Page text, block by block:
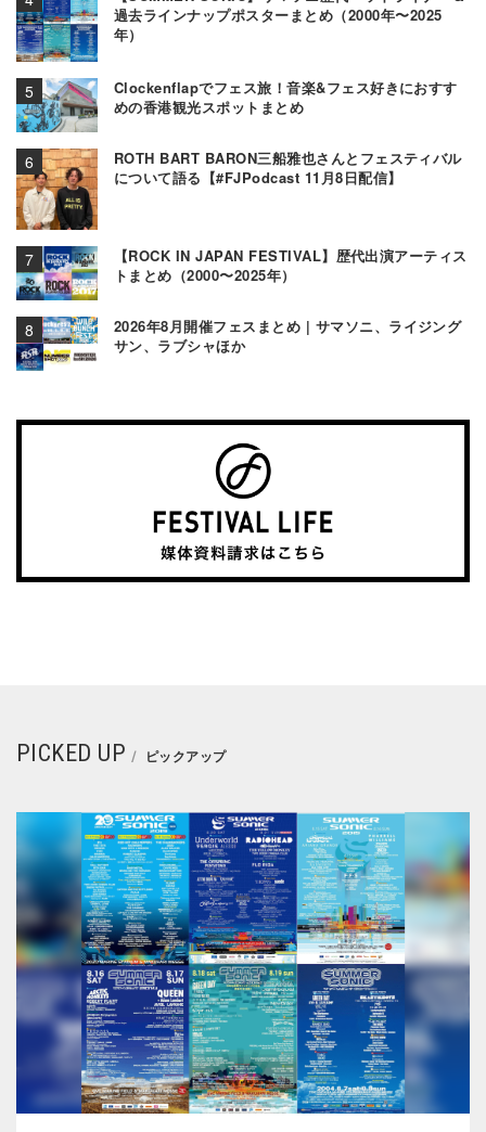
過去ラインナップポスターまとめ（2000年〜2025
年）
Clockenflapでフェス旅！音楽&フェス好きにおすす
めの香港観光スポットまとめ
ROTH BART BARON三船雅也さんとフェスティバル
について語る【#FJPodcast 11月8日配信】
【ROCK IN JAPAN FESTIVAL】歴代出演アーティス
トまとめ（2000〜2025年）
2026年8月開催フェスまとめ | サマソニ、ライジング
サン、ラブシャほか
PICKED UP ピックアップ